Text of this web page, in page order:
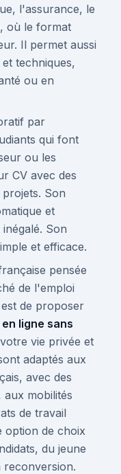
l'assurance, le
où le format
Il permet aussi
techniques,
ou en
par
qui font
ou les
CV avec des
Son
et
Son
et efficace.
pensée
de l'emploi
de proposer
ligne sans
vie privée et
adaptés aux
avec des
aux mobilités
de travail
option de choix
du jeune
reconversion.